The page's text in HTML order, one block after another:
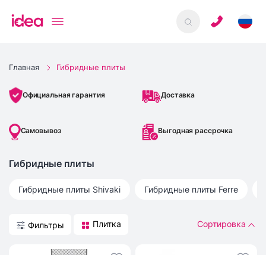
Главная Гибридные плиты
Официальная гарантия Доставка
Самовывоз Выгодная рассрочка
Гибридные плиты
Гибридные плиты Shivaki Гибридные плиты Ferre
Фильтры Плитка Сортировка